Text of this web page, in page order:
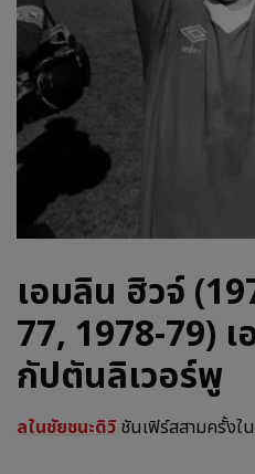
เอมลิน ฮิวจ์
77, 1978-79)
กัปตันลิเวอร์พู
ลในชัยชนะดิวิ ชันเฟิร์สสามครั้งใ